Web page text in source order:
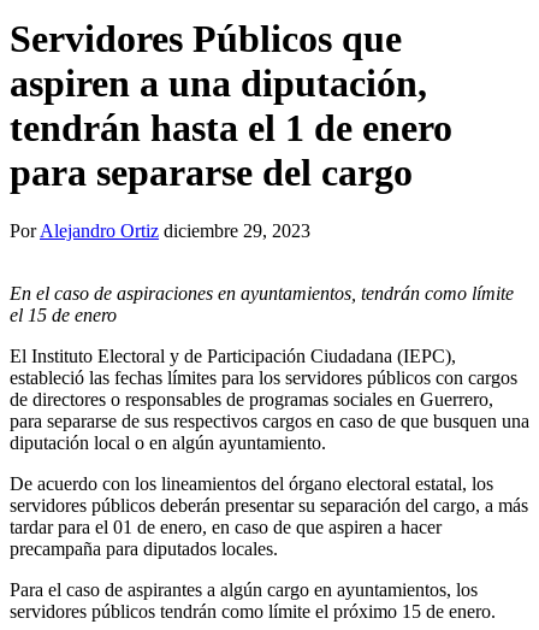
Servidores Públicos que
aspiren a una diputación,
tendrán hasta el 1 de enero
para separarse del cargo
PorAlejandro Ortiz diciembre 29, 2023
En el caso de aspiraciones en ayuntamientos, tendrán como límite
el 15 de enero
El Instituto Electoral y de Participación Ciudadana (IEPC),
estableció las fechas límites para los servidores públicos con cargos
de directores o responsables de programas sociales en Guerrero,
para separarse de sus respectivos cargos en caso de que busquen una
diputación local o en algún ayuntamiento.
De acuerdo con los lineamientos del órgano electoral estatal, los
servidores públicos deberán presentar su separación del cargo, a más
tardar para el 01 de enero, en caso de que aspiren a hacer
precampaña para diputados locales.
Para el caso de aspirantes a algún cargo en ayuntamientos, los
servidores públicos tendrán como límite el próximo 15 de enero.